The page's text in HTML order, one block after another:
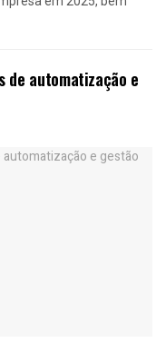
de automatização e